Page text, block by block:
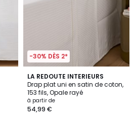
-30% DÈS 2*
LA REDOUTE INTERIEURS
Drap plat uni en satin de coton,
153 fils, Opale rayé
à partir de
54,99 €
4
/
5
2
Couleurs